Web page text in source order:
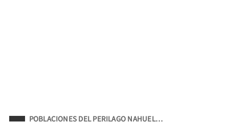
Filed Under
POBLACIONES DEL PERILAGO NAHUEL…